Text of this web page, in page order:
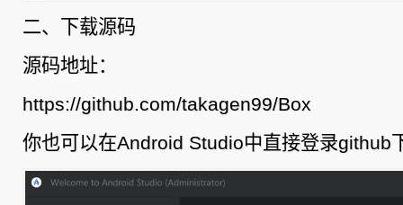
二、下载源码
源码地址：
https://github.com/takagen99/Box
你也可以在Android Studio中直接登录github